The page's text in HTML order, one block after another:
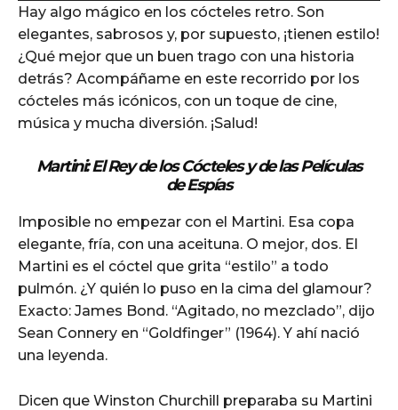
d
i
o
P
l
a
Hay algo mágico en los cócteles retro. Son
elegantes, sabrosos y, por supuesto, ¡tienen estilo!
¿Qué mejor que un buen trago con una historia
detrás? Acompáñame en este recorrido por los
cócteles más icónicos, con un toque de cine,
música y mucha diversión. ¡Salud!
Martini: El Rey de los Cócteles y de las Películas
de Espías
Imposible no empezar con el Martini. Esa copa
elegante, fría, con una aceituna. O mejor, dos. El
Martini es el cóctel que grita “estilo” a todo
pulmón. ¿Y quién lo puso en la cima del glamour?
Exacto: James Bond. “Agitado, no mezclado”, dijo
Sean Connery en “Goldfinger” (1964). Y ahí nació
una leyenda.
Dicen que Winston Churchill preparaba su Martini